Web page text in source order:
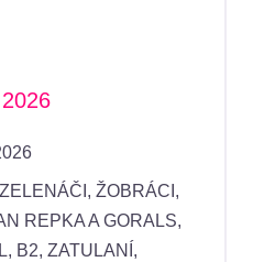
ŽOBRÁCI,
REPKA A GORALS,
B2, ZATULANÍ,